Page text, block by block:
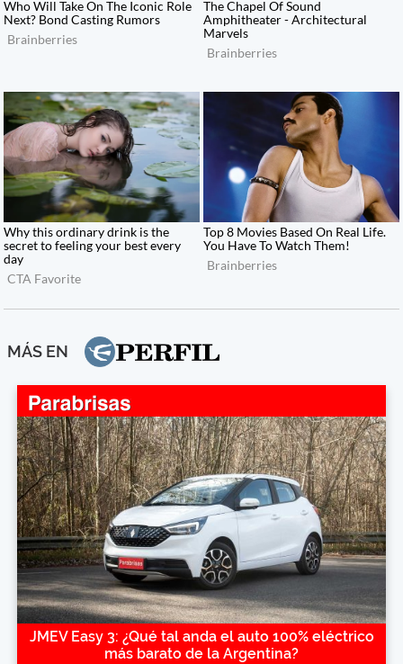
MÁS EN
JMEV Easy 3: ¿Qué tal anda el auto 100% eléctrico
más barato de la Argentina?